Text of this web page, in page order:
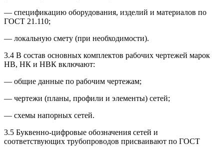
— спецификацию оборудования, изделий и материалов по
ГОСТ 21.110;
— локальную смету (при необходимости).
3.4 В состав основных комплектов рабочих чертежей марок
НВ, НК и НВК включают:
— общие данные по рабочим чертежам;
— чертежи (планы, профили и элементы) сетей;
— схемы напорных сетей.
3.5 Буквенно-цифровые обозначения сетей и
соответствующих трубопроводов присваивают по ГОСТ